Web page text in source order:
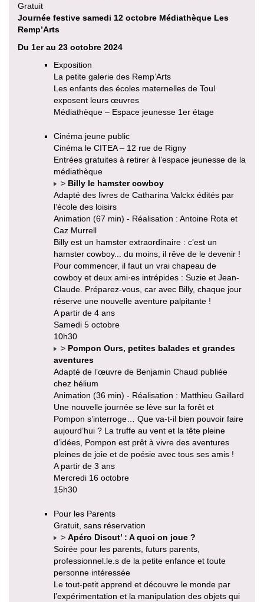
Gratuit
Journée festive samedi 12 octobre Médiathèque Les
Remp’Arts
Du 1er au 23 octobre 2024
Exposition
La petite galerie des Remp’Arts
Les enfants des écoles maternelles de Toul
exposent leurs œuvres
Médiathèque – Espace jeunesse 1er étage
Cinéma jeune public
Cinéma le CITEA – 12 rue de Rigny
Entrées gratuites à retirer à l’espace jeunesse de la
médiathèque
> Billy le hamster cowboy
Adapté des livres de Catharina Valckx édités par
l’école des loisirs
Animation (67 min) - Réalisation : Antoine Rota et
Caz Murrell
Billy est un hamster extraordinaire : c’est un
hamster cowboy... du moins, il rêve de le devenir !
Pour commencer, il faut un vrai chapeau de
cowboy et deux ami·es intrépides : Suzie et Jean-
Claude. Préparez-vous, car avec Billy, chaque jour
réserve une nouvelle aventure palpitante !
A partir de 4 ans
Samedi 5 octobre
10h30
> Pompon Ours, petites balades et grandes
aventures
Adapté de l’œuvre de Benjamin Chaud publiée
chez hélium
Animation (36 min) - Réalisation : Matthieu Gaillard
Une nouvelle journée se lève sur la forêt et
Pompon s’interroge… Que va-t-il bien pouvoir faire
aujourd’hui ? La truffe au vent et la tête pleine
d’idées, Pompon est prêt à vivre des aventures
pleines de joie et de poésie avec tous ses amis !
A partir de 3 ans
Mercredi 16 octobre
15h30
Pour les Parents
Gratuit, sans réservation
> Apéro Discut’ : A quoi on joue ?
Soirée pour les parents, futurs parents,
professionnel.le.s de la petite enfance et toute
personne intéressée
Le tout-petit apprend et découvre le monde par
l’expérimentation et la manipulation des objets qui